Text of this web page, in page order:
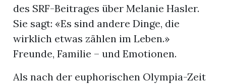
des SRF-Beitrages über Melanie Hasler.
Sie sagt: «Es sind andere Dinge, die
wirklich etwas zählen im Leben.»
Freunde, Familie – und Emotionen.
Als nach der euphorischen Olympia-Zeit